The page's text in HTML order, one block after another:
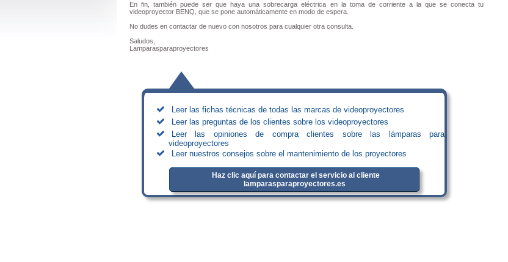
En fin, también puede ser que haya una sobrecarga eléctrica en la toma de corriente a la que se conecta tu
videoproyector BENQ, que se pone automáticamente en modo de espera.
No dudes en contactar de nuevo con nosotros para cualquier otra consulta.
Saludos,
Lamparasparaproyectores
Leer las fichas técnicas de todas las marcas de videoproyectores
Leer las preguntas de los clientes sobre los videoproyectores
Leer las opiniones de compra clientes sobre las lámparas para
videoproyectores
Leer nuestros consejos sobre el mantenimiento de los proyectores
Haz clic aquí para contactar el servicio al cliente
lamparasparaproyectores.es